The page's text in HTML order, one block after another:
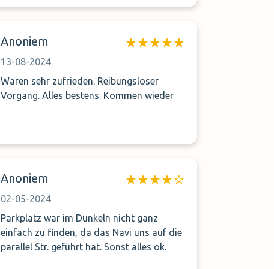
Anoniem
13-08-2024
Waren sehr zufrieden. Reibungsloser
Vorgang. Alles bestens. Kommen wieder
Anoniem
02-05-2024
Parkplatz war im Dunkeln nicht ganz
einfach zu finden, da das Navi uns auf die
parallel Str. geführt hat. Sonst alles ok.